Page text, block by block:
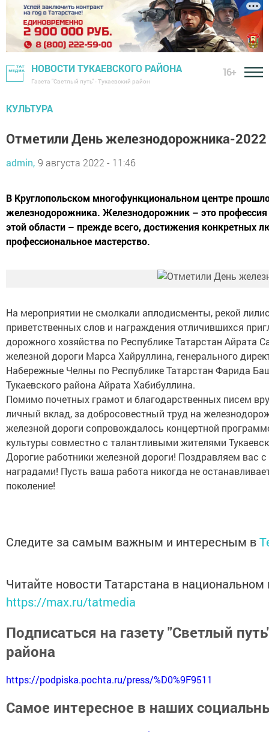
НОВОСТИ ТУКАЕВСКОГО РАЙОНА
Газета "Светлый путь" - Тукаевский район
16+
КУЛЬТУРА
Отметили День железнодорожника-2022
admin, 9 августа 2022 - 11:46
В Круглопольском многофункциональном центре
железнодорожника. Железнодорожник – это
этой области – прежде всего, достижения конкретных
профессиональное мастерство.
На мероприятии не смолкали аплодисменты, рекой
приветственных слов и награждения отличившихся
дорожного хозяйства по Республике Татарстан Айрата
железной дороги Марса Хайруллина, генерального
Набережные Челны по Республике Татарстан Фарида
Тукаевского района Айрата Хабибуллина.
Помимо почетных грамот и благодарственных писем
личный вклад, за добросовестный труд на
железной дороги сопровождалось концертной
культуры совместно с талантливыми жителями
Дорогие работники железной дороги! Поздравляем
наградами! Пусть ваша работа никогда не
поколение!
Следите за самым важным и интересным в
Читайте новости Татарстана в
https://max.ru/tatmedia
Подписаться на газету "Светлый
района
https://podpiska.pochta.ru/press/%D0%9F9511
Самое интересное в наших